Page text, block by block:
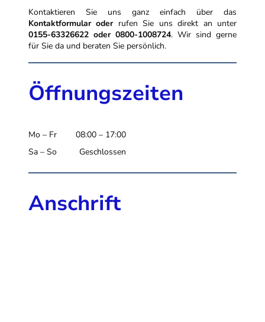
Kontaktieren Sie uns ganz einfach über das
Kontaktformular oderrufen Sie uns direkt an unter
0155-63326622 oder 0800-1008724. Wir sind gerne
für Sie da und beraten Sie persönlich.
Öffnungszeiten
Mo – Fr
08:00 – 17:00
Sa – So
Geschlossen
Anschrift